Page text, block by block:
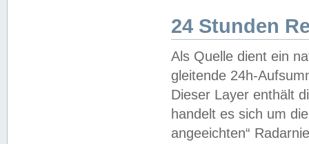
24 Stunden
Als Quelle dient ein
gleitende 24h-
Dieser Layer enthält
handelt es sich um
angeeichten“